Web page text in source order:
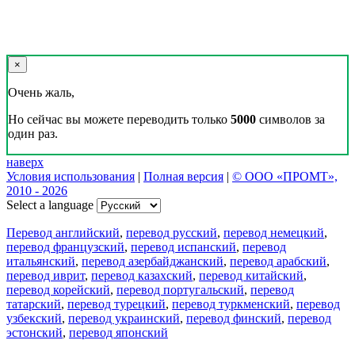
×
Очень жаль,
Но сейчас вы можете переводить только 5000 символов за
один раз.
наверх
Условия использования | Полная версия | © ООО «ПРОМТ»,
2010 - 2026
Select a language
Перевод английский, перевод русский, перевод немецкий,
перевод французский, перевод испанский, перевод
итальянский, перевод азербайджанский, перевод арабский,
перевод иврит, перевод казахский, перевод китайский,
перевод корейский, перевод португальский, перевод
татарский, перевод турецкий, перевод туркменский, перевод
узбекский, перевод украинский, перевод финский, перевод
эстонский, перевод японский